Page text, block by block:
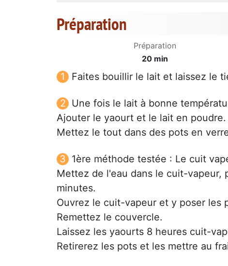
Préparation
Préparation
20 min
Faites bouillir le lait et laissez le
Une fois le lait à bonne
Ajouter le yaourt et le lait en poudre.
Mettez le tout dans des pots en
1ère méthode testée : Le cuit
Mettez de l'eau dans le cuit-vapeur,
minutes.
Ouvrez le cuit-vapeur et y poser les
Remettez le couvercle.
Laissez les yaourts 8 heures cuit-
Retirerez les pots et les mettre au